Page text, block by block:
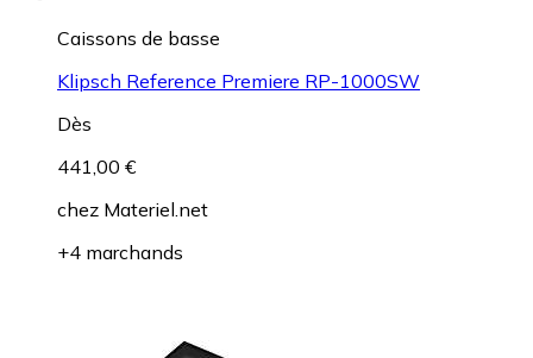
Caissons de basse
Klipsch Reference Premiere RP-1000SW
Dès
441,00 €
chez Materiel.net
+4 marchands